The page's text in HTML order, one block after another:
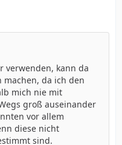
verwenden, kann da
da ich den
mich nie mit
groß auseinander
vor allem
diese nicht
sind.